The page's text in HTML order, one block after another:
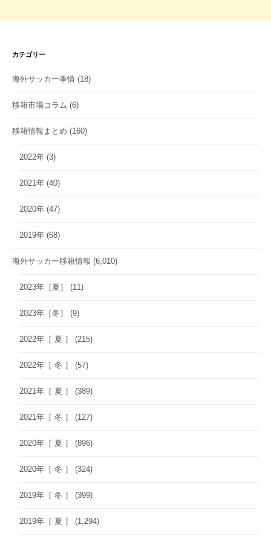
カテゴリー
海外サッカー事情 (18)
移籍市場コラム (6)
移籍情報まとめ (160)
2022年 (3)
2021年 (40)
2020年 (47)
2019年 (68)
海外サッカー移籍情報 (6,010)
2023年［夏］ (11)
2023年［冬］ (9)
2022年［ 夏 ］ (215)
2022年［ 冬 ］ (57)
2021年［ 夏 ］ (389)
2021年［ 冬 ］ (127)
2020年［ 夏 ］ (896)
2020年［ 冬 ］ (324)
2019年［ 冬 ］ (399)
2019年［ 夏 ］ (1,294)